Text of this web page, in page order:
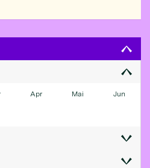
Apr Mai Jun